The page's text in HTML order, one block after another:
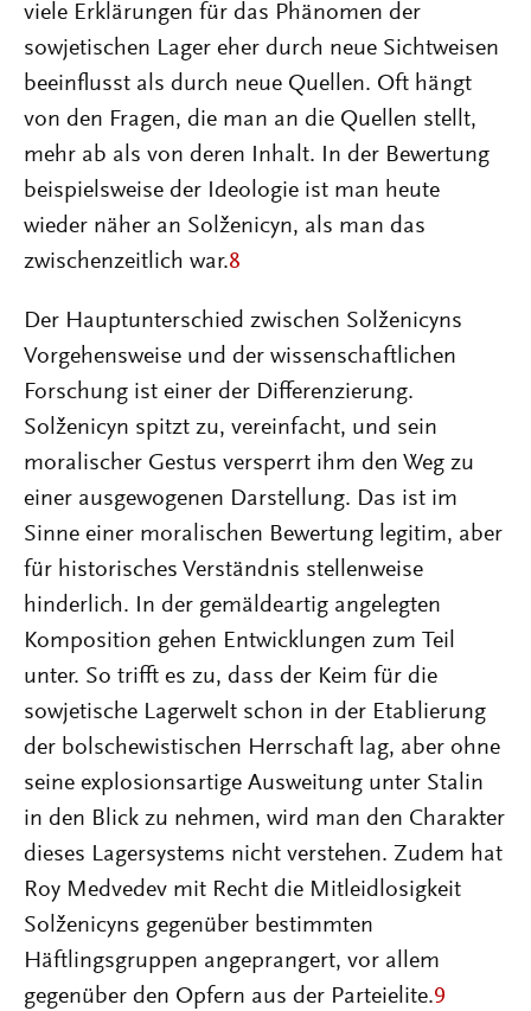
viele Erklärungen für das Phänomen der
sowjetischen Lager eher durch neue Sichtweisen
beeinflusst als durch neue Quellen. Oft hängt
von den Fragen, die man an die Quellen stellt,
mehr ab als von deren Inhalt. In der Bewertung
beispielsweise der Ideologie ist man heute
wieder näher an Solženicyn, als man das
zwischenzeitlich war.8
Der Hauptunterschied zwischen Solženicyns
Vorgehensweise und der wissenschaftlichen
Forschung ist einer der Differenzierung.
Solženicyn spitzt zu, vereinfacht, und sein
moralischer Gestus versperrt ihm den Weg zu
einer ausgewogenen Darstellung. Das ist im
Sinne einer moralischen Bewertung legitim, aber
für historisches Verständnis stellenweise
hinderlich. In der gemäldeartig angelegten
Komposition gehen Entwicklungen zum Teil
unter. So trifft es zu, dass der Keim für die
sowjetische Lagerwelt schon in der Etablierung
der bolschewistischen Herrschaft lag, aber ohne
seine explosionsartige Ausweitung unter Stalin
in den Blick zu nehmen, wird man den Charakter
dieses Lagersystems nicht verstehen. Zudem hat
Roy Medvedev mit Recht die Mitleidlosigkeit
Solženicyns gegenüber bestimmten
Häftlingsgruppen angeprangert, vor allem
gegenüber den Opfern aus der Parteielite.9